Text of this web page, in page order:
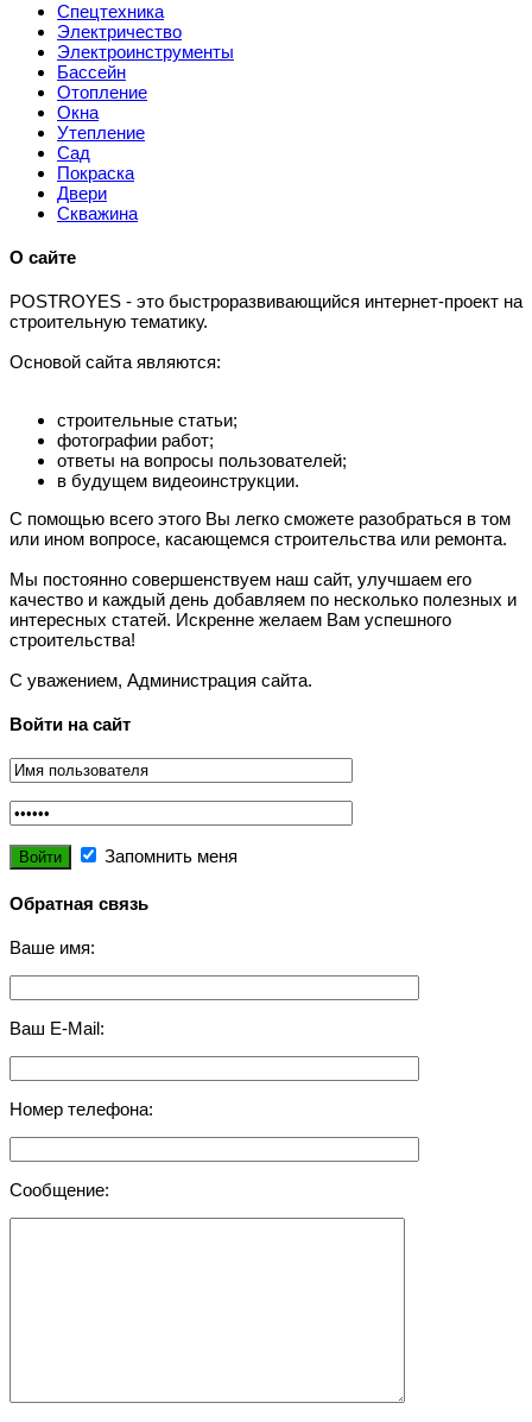
Спецтехника
Электричество
Электроинструменты
Бассейн
Отопление
Окна
Утепление
Сад
Покраска
Двери
Скважина
О сайте
POSTROYES - это быстроразвивающийся интернет-проект на
строительную тематику.
Основой сайта являются:
строительные статьи;
фотографии работ;
ответы на вопросы пользователей;
в будущем видеоинструкции.
С помощью всего этого Вы легко сможете разобраться в том
или ином вопросе, касающемся строительства или ремонта.
Мы постоянно совершенствуем наш сайт, улучшаем его
качество и каждый день добавляем по несколько полезных и
интересных статей. Искренне желаем Вам успешного
строительства!
С уважением, Администрация сайта.
Войти на сайт
Запомнить меня
Обратная связь
Ваше имя:
Ваш E-Mail:
Номер телефона:
Сообщение: